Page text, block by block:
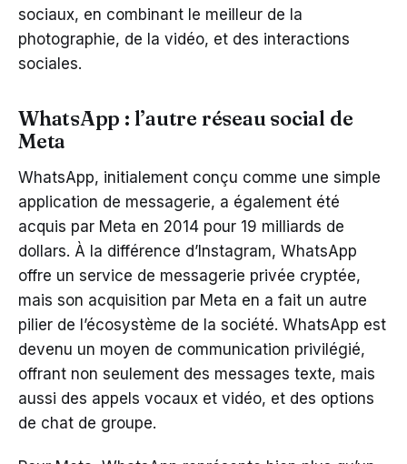
sociaux, en combinant le meilleur de la
photographie, de la vidéo, et des interactions
sociales.
WhatsApp : l’autre réseau social de
Meta
WhatsApp, initialement conçu comme une simple
application de messagerie, a également été
acquis par Meta en 2014 pour 19 milliards de
dollars. À la différence d’Instagram, WhatsApp
offre un service de messagerie privée cryptée,
mais son acquisition par Meta en a fait un autre
pilier de l’écosystème de la société. WhatsApp est
devenu un moyen de communication privilégié,
offrant non seulement des messages texte, mais
aussi des appels vocaux et vidéo, et des options
de chat de groupe.